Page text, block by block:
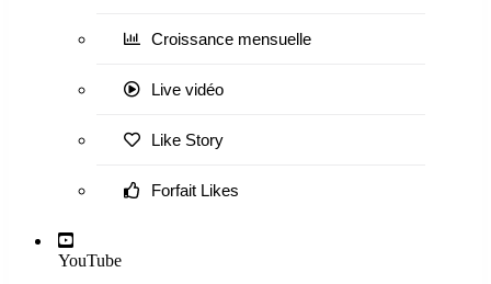
Croissance mensuelle
Live vidéo
Like Story
Forfait Likes
YouTube